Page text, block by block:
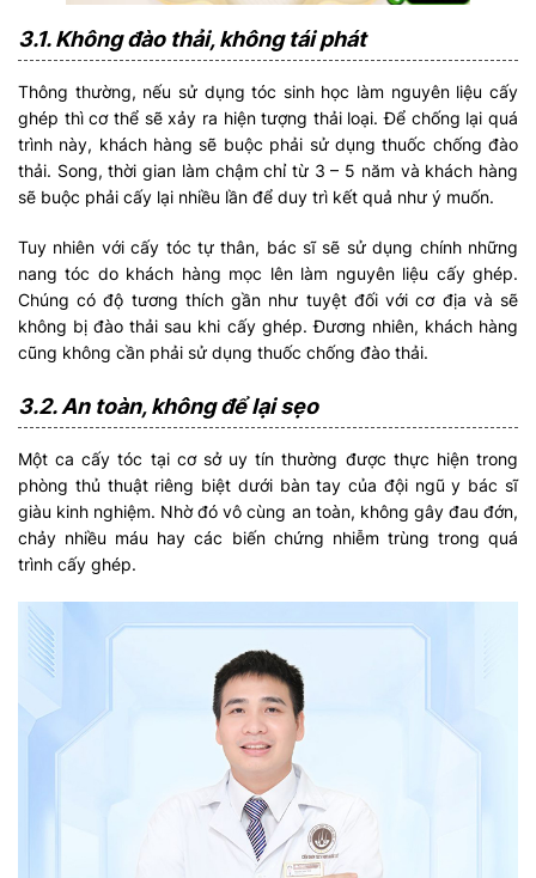
3.1. Không đào thải, không tái phát
Thông thường, nếu sử dụng tóc sinh học làm nguyên liệu cấy
ghép thì cơ thể sẽ xảy ra hiện tượng thải loại. Để chống lại quá
trình này, khách hàng sẽ buộc phải sử dụng thuốc chống đào
thải. Song, thời gian làm chậm chỉ từ 3 – 5 năm và khách hàng
sẽ buộc phải cấy lại nhiều lần để duy trì kết quả như ý muốn.
Tuy nhiên với cấy tóc tự thân, bác sĩ sẽ sử dụng chính những
nang tóc do khách hàng mọc lên làm nguyên liệu cấy ghép.
Chúng có độ tương thích gần như tuyệt đối với cơ địa và sẽ
không bị đào thải sau khi cấy ghép. Đương nhiên, khách hàng
cũng không cần phải sử dụng thuốc chống đào thải.
3.2. An toàn, không để lại sẹo
Một ca cấy tóc tại cơ sở uy tín thường được thực hiện trong
phòng thủ thuật riêng biệt dưới bàn tay của đội ngũ y bác sĩ
giàu kinh nghiệm. Nhờ đó vô cùng an toàn, không gây đau đớn,
chảy nhiều máu hay các biến chứng nhiễm trùng trong quá
trình cấy ghép.